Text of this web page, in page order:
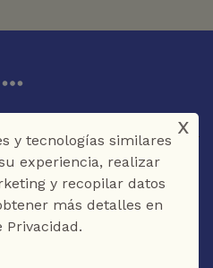
DE INDIAS - COLOMBIA
Café Contáctenos
y tecnologías similares
experiencia, realizar
y recopilar datos
más detalles en
Privacidad.
x